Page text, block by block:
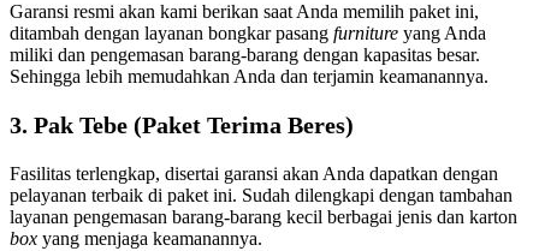
Garansi resmi akan kami berikan saat Anda memilih paket ini,
ditambah dengan layanan bongkar pasang furniture yang Anda
miliki dan pengemasan barang-barang dengan kapasitas besar.
Sehingga lebih memudahkan Anda dan terjamin keamanannya.
3. Pak Tebe (Paket Terima Beres)
Fasilitas terlengkap, disertai garansi akan Anda dapatkan dengan
pelayanan terbaik di paket ini. Sudah dilengkapi dengan tambahan
layanan pengemasan barang-barang kecil berbagai jenis dan karton
box yang menjaga keamanannya.